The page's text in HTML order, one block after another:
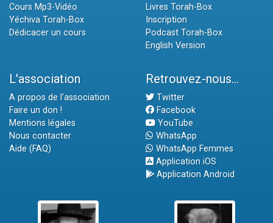
Cours Mp3-Vidéo
Yéchiva Torah-Box
Dédicacer un cours
Livres Torah-Box
Inscription
Podcast Torah-Box
English Version
L'association
A propos de l'association
Faire un don !
Mentions légales
Nous contacter
Aide (FAQ)
Retrouvez-nous...
Twitter
Facebook
YouTube
WhatsApp
WhatsApp Femmes
Application iOS
Application Android